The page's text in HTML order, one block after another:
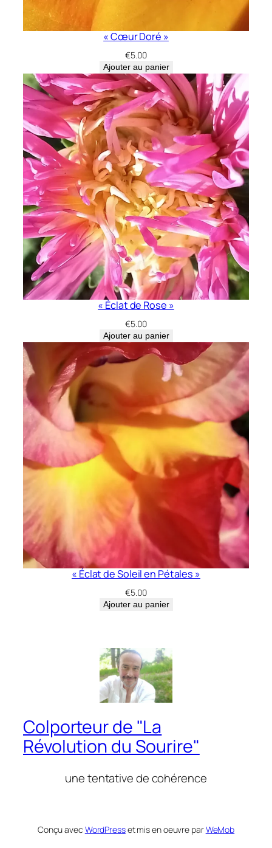
« Cœur Doré »
€5.00
Ajouter au panier
« Éclat de Rose »
€5.00
Ajouter au panier
« Éclat de Soleil en Pétales »
€5.00
Ajouter au panier
Colporteur de "La
Révolution du Sourire"
une tentative de cohérence
Conçu avec WordPresset mis en oeuvre parWeMob